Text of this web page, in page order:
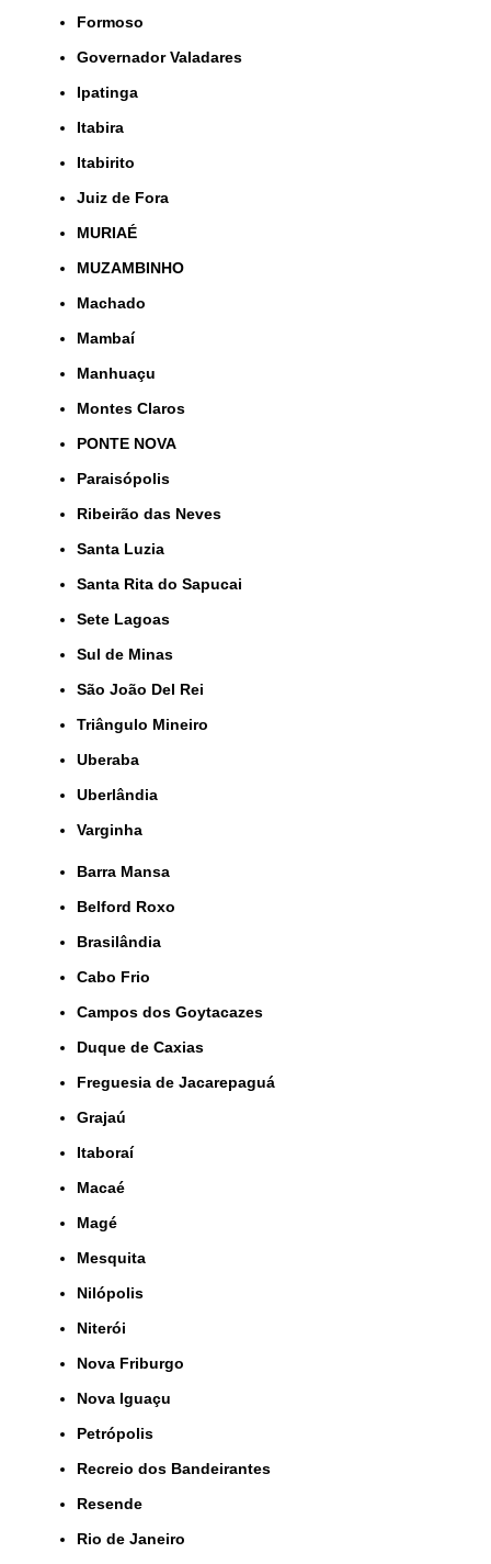
Formoso
Governador Valadares
Ipatinga
Itabira
Itabirito
Juiz de Fora
MURIAÉ
MUZAMBINHO
Machado
Mambaí
Manhuaçu
Montes Claros
PONTE NOVA
Paraisópolis
Ribeirão das Neves
Santa Luzia
Santa Rita do Sapucai
Sete Lagoas
Sul de Minas
São João Del Rei
Triângulo Mineiro
Uberaba
Uberlândia
Varginha
Barra Mansa
Belford Roxo
Brasilândia
Cabo Frio
Campos dos Goytacazes
Duque de Caxias
Freguesia de Jacarepaguá
Grajaú
Itaboraí
Macaé
Magé
Mesquita
Nilópolis
Niterói
Nova Friburgo
Nova Iguaçu
Petrópolis
Recreio dos Bandeirantes
Resende
Rio de Janeiro